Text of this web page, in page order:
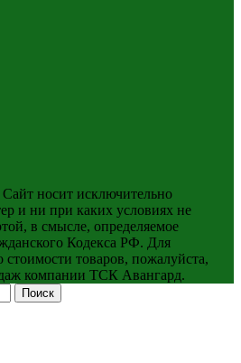
Сайт носит исключительно
и ни при каких условиях не
в смысле, определяемое
Кодекса РФ. Для
товаров, пожалуйста,
компании ТСК Авангард.
Поиск